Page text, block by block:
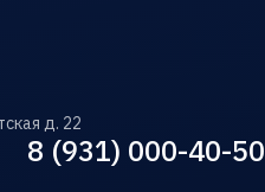
д. 22
8 (931) 000-40-50